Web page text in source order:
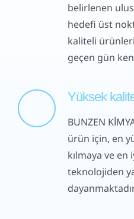
belirlenen
hedefi üst
kaliteli
geçen gün
Yüksek
BUNZEN
ürün için, en
kılmaya ve en
teknolojiden